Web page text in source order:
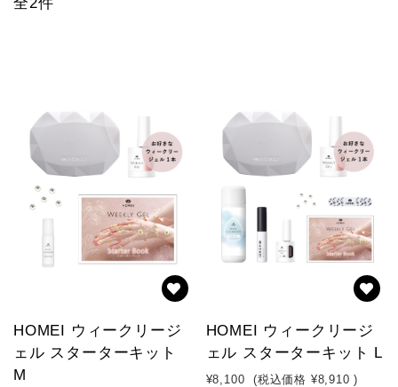
HOMEI ウィークリージ
ェル スターターキット
M
HOMEI ウィークリージ
ェル スターターキット L
¥8,100 (税込価格 ¥8,910 )